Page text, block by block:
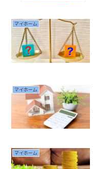
マイホーム
マイホーム
マイホーム